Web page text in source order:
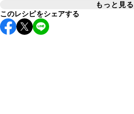
A
※日持ちは目安です。
A こちら
もっと見る
このレシピをシェアする